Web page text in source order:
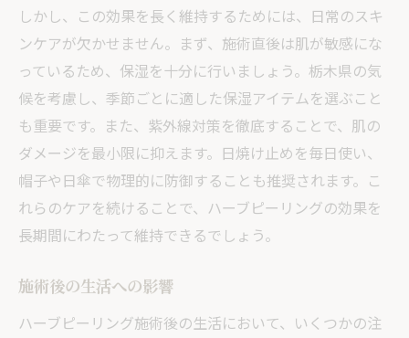
しかし、この効果を長く維持するためには、日常のスキ
ンケアが欠かせません。まず、施術直後は肌が敏感にな
っているため、保湿を十分に行いましょう。栃木県の気
候を考慮し、季節ごとに適した保湿アイテムを選ぶこと
も重要です。また、紫外線対策を徹底することで、肌の
ダメージを最小限に抑えます。日焼け止めを毎日使い、
帽子や日傘で物理的に防御することも推奨されます。こ
れらのケアを続けることで、ハーブピーリングの効果を
長期間にわたって維持できるでしょう。
施術後の生活への影響
ハーブピーリング施術後の生活において、いくつかの注